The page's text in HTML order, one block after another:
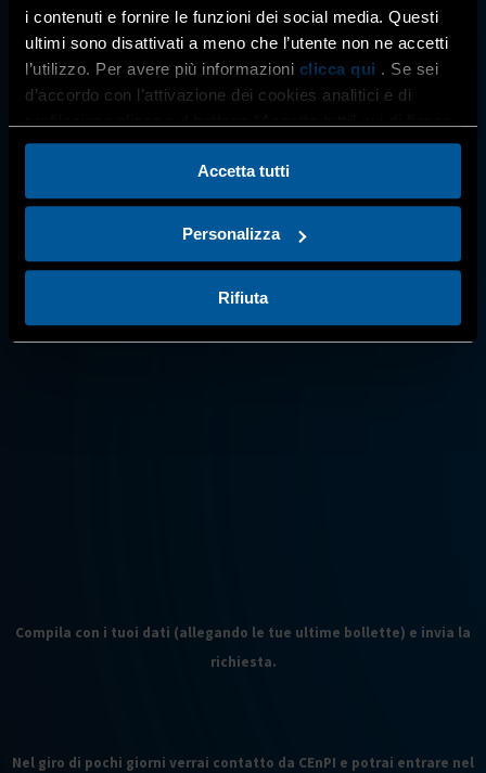
i contenuti e fornire le funzioni dei social media. Questi
ultimi sono disattivati a meno che l’utente non ne accetti
l’utilizzo. Per avere più informazioni clicca qui . Se sei
d’accordo con l’attivazione dei cookies analitici e di
Accetta tutti
Personalizza
Rifiuta
Home
CENPI
Compila con i tuoi dati (allegando le tue ultime bollette) e invia la
richiesta.
Nel giro di pochi giorni verrai contatto da CEnPI e potrai entrare nel